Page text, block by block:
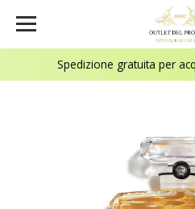
Spedizione gratuita per